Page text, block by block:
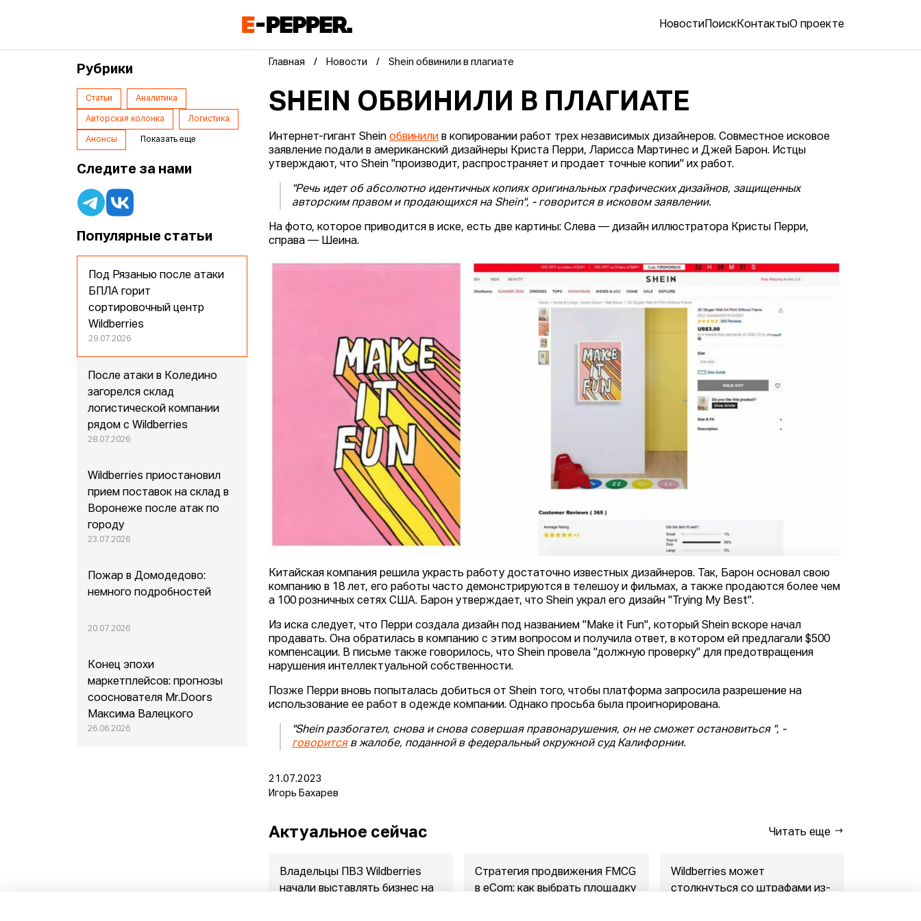
Новости ПоискКонтактыО проекте
Главная Новости Shein обвинили в плагиате
SHEIN ОБВИНИЛИ В ПЛАГИАТЕ
Интернет-гигант Sheinобвинили в копировании работ трех независимых дизайнеров. Совместное исковое
заявление подали в американский дизайнеры Криста Перри, Ларисса Мартинес и Джей Барон. Истцы
утверждают, что Shein "производит, распространяет и продает точные копии" их работ.
"Речь идет об абсолютно идентичных копиях оригинальных графических дизайнов, защищенных
авторским правом и продающихся на Shein", - говорится в исковом заявлении.
На фото, которое приводится в иске, есть две картины: Слева — дизайн иллюстратора Кристы Перри,
справа — Шеина.
Китайская компания решила украсть работу достаточно известных дизайнеров. Так, Барон основал свою
компанию в 18 лет, его работы часто демонстрируются в телешоу и фильмах, а также продаются более чем
а 100 розничных сетях США. Барон утверждает, что Shein украл его дизайн "Trying My Best".
Из иска следует, что Перри создала дизайн под названием "Make it Fun", который Shein вскоре начал
продавать. Она обратилась в компанию с этим вопросом и получила ответ, в котором ей предлагали $500
компенсации. В письме также говорилось, что Shein провела "должную проверку" для предотвращения
нарушения интеллектуальной собственности.
Позже Перри вновь попыталась добиться от Shein того, чтобы платформа запросила разрешение на
использование ее работ в одежде компании. Однако просьба была проигнорирована.
"Shein разбогател, снова и снова совершая правонарушения, он не сможет остановиться ", -
говоритсяв жалобе, поданной в федеральный окружной суд Калифорнии.
21.07.2023
Игорь Бахарев
Актуальное сейчас Читать еще
Владельцы ПВЗ Wildberries
начали выставлять бизнес на
Стратегия продвижения FMCG
в eСom: как выбрать площадку
Wildberries может
столкнуться со штрафами из-
Рубрики
Статьи Аналитика
Авторская колонка Логистика
Анонсы Показать еще
Следите за нами
Популярные статьи
Под Рязанью после атаки
БПЛА горит
сортировочный центр
Wildberries
29.07.2026
После атаки в Коледино
загорелся склад
логистической компании
рядом с Wildberries
28.07.2026
Wildberries приостановил
прием поставок на склад в
Воронеже после атак по
городу
23.07.2026
Пожар в Домодедово:
немного подробностей
20.07.2026
Конец эпохи
маркетплейсов: прогнозы
сооснователя Mr.Doors
Максима Валецкого
26.06.2026